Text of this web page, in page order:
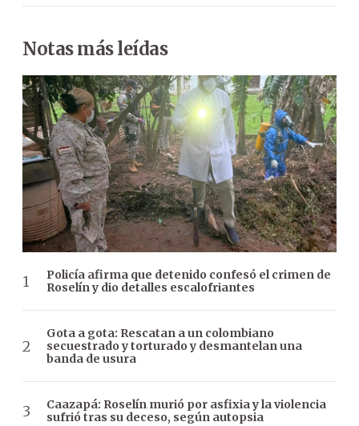
Notas más leídas
Policía afirma que detenido confesó el crimen de
Roselín y dio detalles escalofriantes
Gota a gota: Rescatan a un colombiano
secuestrado y torturado y desmantelan una
banda de usura
Caazapá: Roselín murió por asfixia y la violencia
sufrió tras su deceso, según autopsia